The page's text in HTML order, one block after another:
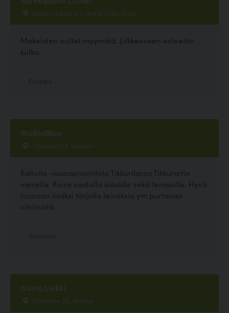
kaakkurinkulma 1, 90410 Oulu, Oulu
Makeisten outlet myymälä. Liikkeeseen esteetön
BlaBlaBlaa
Tikkuraitti 13, Vantaa
Kahvila -lounasravintola Tikkurilassa Tikkuraitin
varrella. Koira saatulla siäsälle sekä terassille. Hyvä
lounaan lisäksi tarjolla leivoksia ym purtavaa
vitriinistä.
Bistro Liekki
Talvikkitie 30, Vantaa